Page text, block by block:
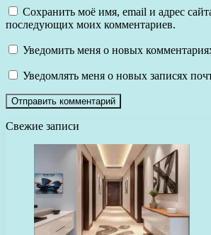
Сохранить моё имя, email и адрес
последующих моих комментариев.
Уведомить меня о новых
Уведомлять меня о новых записях
Свежие записи